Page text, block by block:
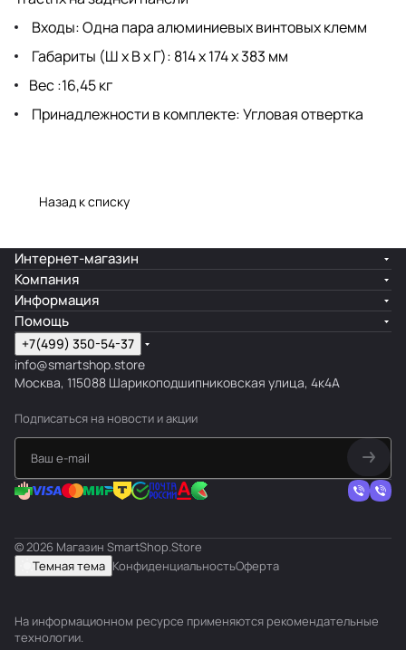
Входы: Одна пара алюминиевых винтовых клемм
Габариты (Ш х В х Г): 814 х 174 х 383 мм
Вес :16,45 кг
Принадлежности в комплекте: Угловая отвертка
Назад к списку
Интернет-магазин
Компания
Информация
Помощь
+7(499) 350-54-37
info@smartshop.store
Москва, 115088 Шарикоподшипниковская улица, 4к4А
Подписаться на новости и акции
© 2026 Магазин SmartShop.Store
Темная тема КонфиденциальностьОферта
На информационном ресурсе применяются рекомендательные
технологии.